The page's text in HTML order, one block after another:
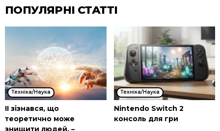
ПОПУЛЯРНІ СТАТТІ
Техніка/Наука
ІІ зізнався, що
теоретично може
знищити людей, –
Техніка/Наука
Nintendo Switch 2
консоль для гри